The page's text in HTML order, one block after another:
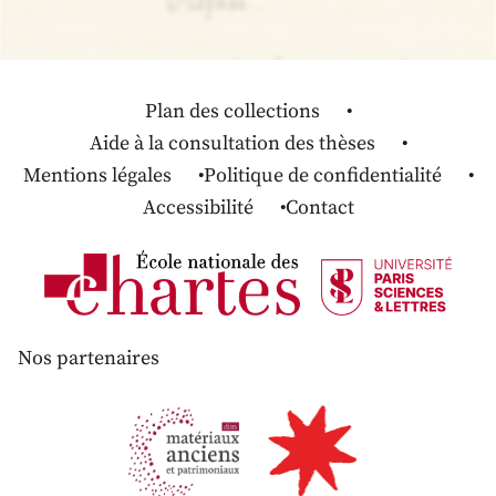
Plan des collections
Aide à la consultation des thèses
Mentions légales
Politique de confidentialité
Accessibilité
Contact
Nos partenaires